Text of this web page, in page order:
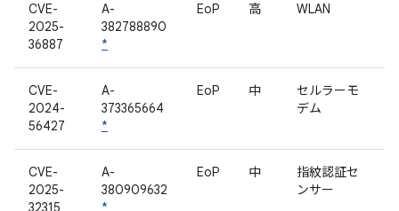
CVE-
2025-
36887
A-
382788890
*
EoP 高 WLAN
CVE-
2024-
56427
A-
373365664
*
EoP 中
セルラーモ
デム
CVE-
2025-
32315
A-
380909632
*
EoP 中
指紋認証セ
ンサー